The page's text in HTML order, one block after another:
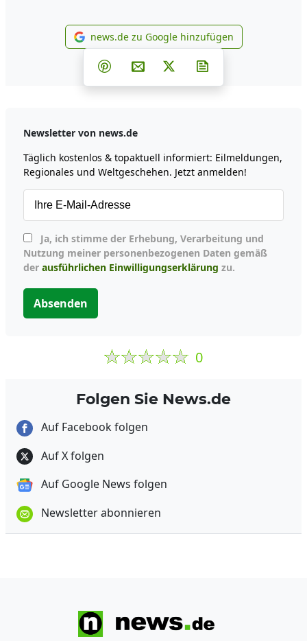
news.de zu Google
news.de zu Google hinzufügen
Teilen auf Facebook
Teilen auf Whatsapp
Teilen auf Telegram
Teilen auf Pinterest
Per E-Mail teilen
Post auf X
Newsletter von news.de
Täglich kostenlos & topaktuell informiert: Eilmeldungen,
Regionales und Weltgeschehen. Jetzt anmelden!
Nutzung meiner personenbezogenen Daten gemäß
der ausführlichen Einwilligungserklärung zu.
Absenden
0
Folgen Sie News.de
Auf Facebook folgen
Auf X folgen
Auf Google News folgen
Newsletter abonnieren